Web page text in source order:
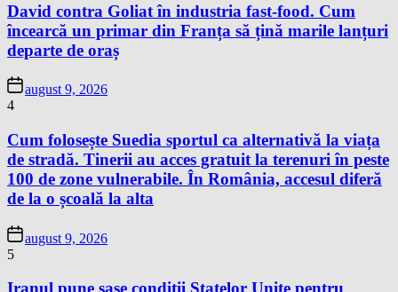
David contra Goliat în industria fast-food. Cum
încearcă un primar din Franța să țină marile lanțuri
departe de oraș
august 9, 2026
4
Cum folosește Suedia sportul ca alternativă la viața
de stradă. Tinerii au acces gratuit la terenuri în peste
100 de zone vulnerabile. În România, accesul diferă
de la o școală la alta
august 9, 2026
5